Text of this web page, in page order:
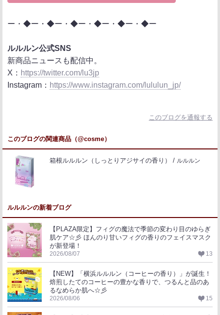
ー・◆ー・◆ー・◆ー・◆ー・◆ー・◆ー
ルルルン公式SNS
新商品ニュースも配信中。
X： https://twitter.com/lu3jp
Instagram： https://www.instagram.com/lululun_jp/
このブログを通報する
このブログの関連商品（@cosme）
箱根ルルルン（しっとりアジサイの香り） ルルルン
ルルルンの新着ブログ
【PLAZA限定】フィグの魔法で季節の変わり目のゆらぎ
肌ケア☆彡 ほんのり甘いフィグの香りのフェイスマスク
が新登場！
2026/08/07 13
【NEW】「横浜ルルルン（コーヒーの香り）」が誕生！
焙煎したてのコーヒーの豊かな香りで、つるんと品のあ
るなめらか肌へ☆彡
2026/08/06 15